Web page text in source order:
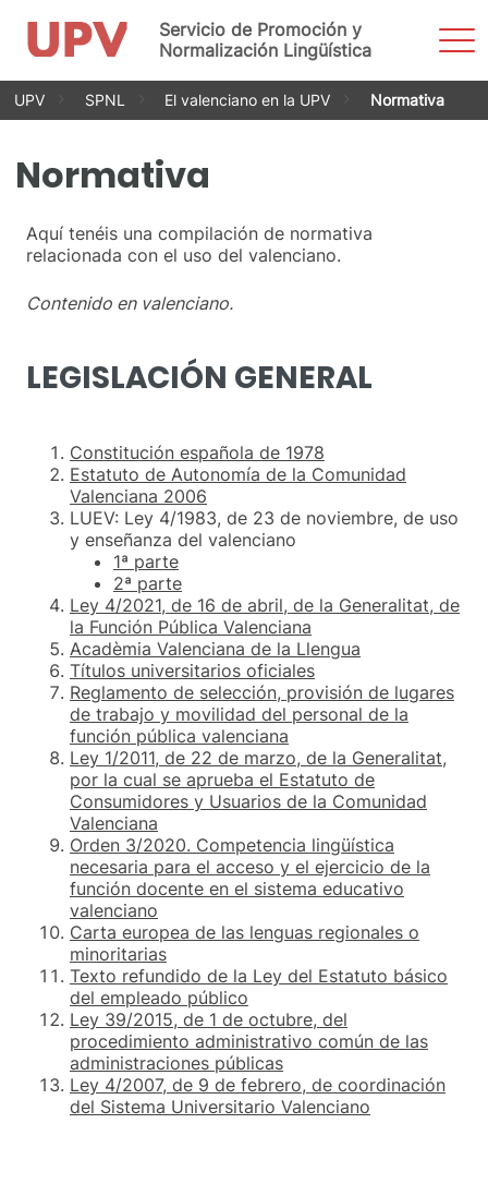
Saltar
Servicio de Promoción y
Normalización Lingüística
UPV SPNL El valenciano en la UPV Normativa
Normativa
Aquí tenéis una compilación de normativa
relacionada con el uso del valenciano.
Contenido en valenciano.
LEGISLACIÓN GENERAL
Constitución española de 1978
Estatuto de Autonomía de la Comunidad
Valenciana 2006
LUEV: Ley 4/1983, de 23 de noviembre, de uso
y enseñanza del valenciano
1ª parte
2ª parte
Ley 4/2021, de 16 de abril, de la Generalitat, de
la Función Pública Valenciana
Acadèmia Valenciana de la Llengua
Títulos universitarios oficiales
Reglamento de selección, provisión de lugares
de trabajo y movilidad del personal de la
función pública valenciana
Ley 1/2011, de 22 de marzo, de la Generalitat,
por la cual se aprueba el Estatuto de
Consumidores y Usuarios de la Comunidad
Valenciana
Orden 3/2020. Competencia lingüística
necesaria para el acceso y el ejercicio de la
función docente en el sistema educativo
valenciano
Carta europea de las lenguas regionales o
minoritarias
Texto refundido de la Ley del Estatuto básico
del empleado público
Ley 39/2015, de 1 de octubre, del
procedimiento administrativo común de las
administraciones públicas
Ley 4/2007, de 9 de febrero, de coordinación
del Sistema Universitario Valenciano